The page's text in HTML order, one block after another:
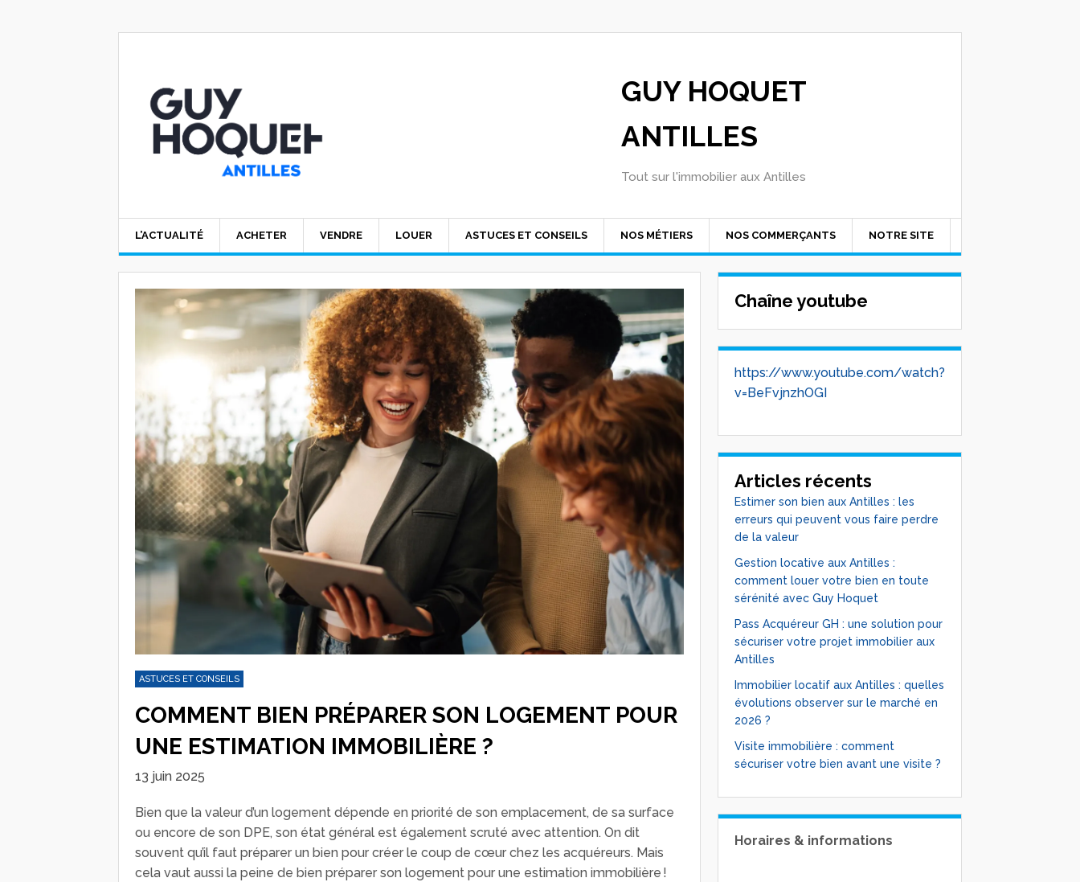
GUY HOQUET
ANTILLES
Tout sur l'immobilier aux Antilles
L’ACTUALITÉ ACHETER VENDRE LOUER ASTUCES ET CONSEILS NOS MÉTIERS NOS COMMERÇANTS NOTRE SITE
ASTUCES ET CONSEILS
COMMENT BIEN PRÉPARER SON LOGEMENT POUR
UNE ESTIMATION IMMOBILIÈRE ?
13 juin 2025
Bien que la valeur d’un logement dépende en priorité de son emplacement, de sa surface
ou encore de son DPE, son état général est également scruté avec attention. On dit
souvent qu’il faut préparer un bien pour créer le coup de cœur chez les acquéreurs. Mais
cela vaut aussi la peine de bien préparer son logement pour une estimation immobilière !
Chaîne youtube
https://www.youtube.com/watch?
v=BeFvjnzhOGI
Articles récents
Estimer son bien aux Antilles : les
erreurs qui peuvent vous faire perdre
de la valeur
Gestion locative aux Antilles :
comment louer votre bien en toute
sérénité avec Guy Hoquet
Pass Acquéreur GH : une solution pour
sécuriser votre projet immobilier aux
Antilles
Immobilier locatif aux Antilles : quelles
évolutions observer sur le marché en
2026 ?
Visite immobilière : comment
sécuriser votre bien avant une visite ?
Horaires & informations